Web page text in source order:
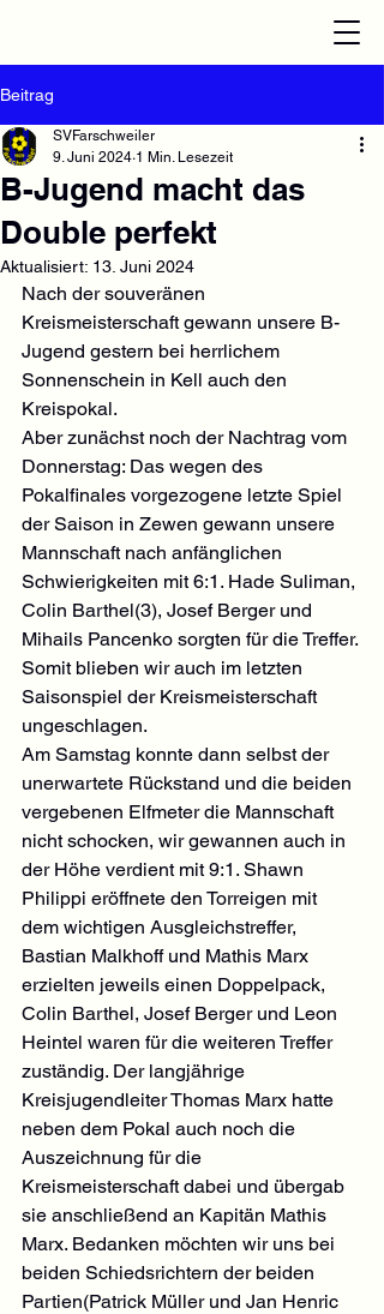
Beitrag
B-Jugend macht das
Double perfekt
SVFarschweiler
9. Juni 2024 1 Min. Lesezeit
Aktualisiert: 13. Juni 2024
Nach der souveränen
Kreismeisterschaft gewann unsere B-
Jugend gestern bei herrlichem
Sonnenschein in Kell auch den
Kreispokal.
Aber zunächst noch der Nachtrag vom
Donnerstag: Das wegen des
Pokalfinales vorgezogene letzte Spiel
der Saison in Zewen gewann unsere
Mannschaft nach anfänglichen
Schwierigkeiten mit 6:1. Hade Suliman,
Colin Barthel(3), Josef Berger und
Mihails Pancenko sorgten für die Treffer.
Somit blieben wir auch im letzten
Saisonspiel der Kreismeisterschaft
ungeschlagen.
Am Samstag konnte dann selbst der
unerwartete Rückstand und die beiden
vergebenen Elfmeter die Mannschaft
nicht schocken, wir gewannen auch in
der Höhe verdient mit 9:1. Shawn
Philippi eröffnete den Torreigen mit
dem wichtigen Ausgleichstreffer,
Bastian Malkhoff und Mathis Marx
erzielten jeweils einen Doppelpack,
Colin Barthel, Josef Berger und Leon
Heintel waren für die weiteren Treffer
zuständig. Der langjährige
Kreisjugendleiter Thomas Marx hatte
neben dem Pokal auch noch die
Auszeichnung für die
Kreismeisterschaft dabei und übergab
sie anschließend an Kapitän Mathis
Marx. Bedanken möchten wir uns bei
beiden Schiedsrichtern der beiden
Partien(Patrick Müller und Jan Henric